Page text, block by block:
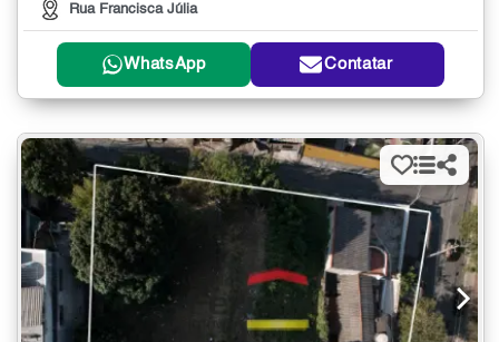
Rua Francisca Júlia
WhatsApp Contatar